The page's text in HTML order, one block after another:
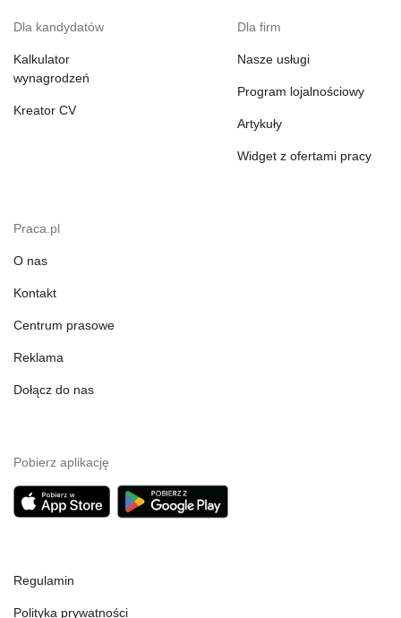
Dla kandydatów
Kalkulator
wynagrodzeń
Kreator CV
Dla firm
Nasze usługi
Program lojalnościowy
Artykuły
Widget z ofertami pracy
Praca.pl
O nas
Kontakt
Centrum prasowe
Reklama
Dołącz do nas
Pobierz aplikację
Regulamin
Polityka prywatności